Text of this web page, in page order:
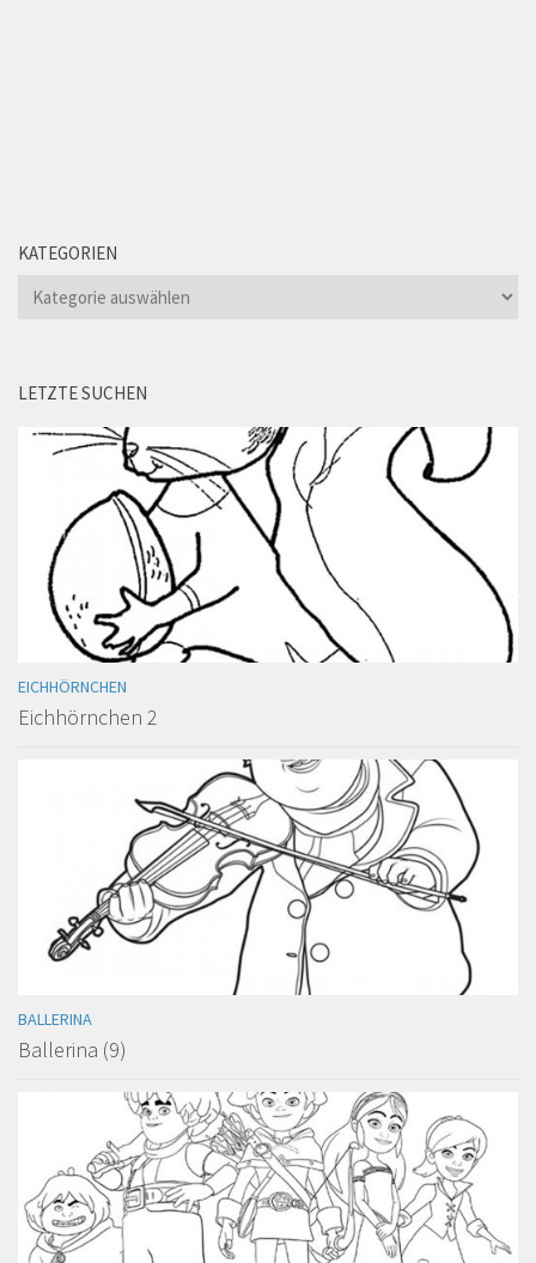
KATEGORIEN
Kategorien
LETZTE SUCHEN
EICHHÖRNCHEN
Eichhörnchen 2
BALLERINA
Ballerina (9)